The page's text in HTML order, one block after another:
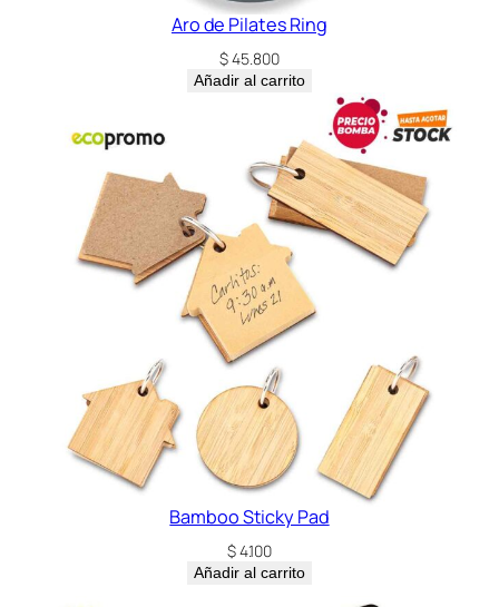
Aro de Pilates Ring
$45.800
Añadir al carrito
Bamboo Sticky Pad
$4.100
Añadir al carrito